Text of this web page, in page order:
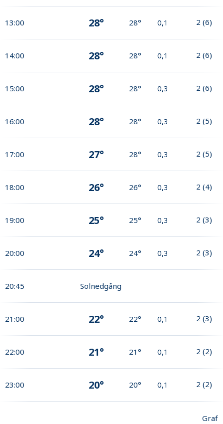
13:00 28° 28° 0,1 2 (6)
14:00 28° 28° 0,1 2 (6)
15:00 28° 28° 0,3 2 (6)
16:00 28° 28° 0,3 2 (5)
17:00 27° 28° 0,3 2 (5)
18:00 26° 26° 0,3 2 (4)
19:00 25° 25° 0,3 2 (3)
20:00 24° 24° 0,3 2 (3)
20:45 Solnedgång
21:00 22° 22° 0,1 2 (3)
22:00 21° 21° 0,1 2 (2)
23:00 20° 20° 0,1 2 (2)
Graf